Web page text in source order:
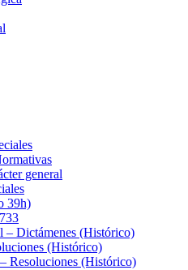
general
39h)
– Dictámenes (Histórico)
(Histórico)
Resoluciones (Histórico)